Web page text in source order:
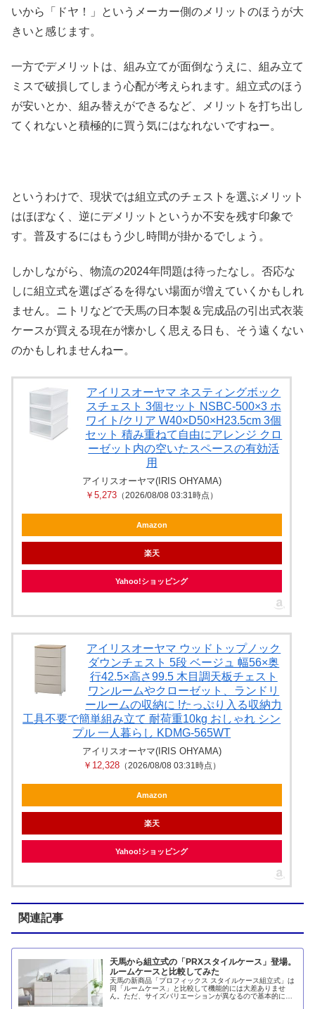
いから「ドヤ！」というメーカー側のメリットのほうが大
きいと感じます。
一方でデメリットは、組み立てが面倒なうえに、組み立て
ミスで破損してしまう心配が考えられます。組立式のほう
が安いとか、組み替えができるなど、メリットを打ち出し
てくれないと積極的に買う気にはなれないですねー。
というわけで、現状では組立式のチェストを選ぶメリット
はほぼなく、逆にデメリットというか不安を残す印象で
す。普及するにはもう少し時間が掛かるでしょう。
しかしながら、物流の2024年問題は待ったなし。否応な
しに組立式を選ばざるを得ない場面が増えていくかもしれ
ません。ニトリなどで天馬の日本製＆完成品の引出式衣装
ケースが買える現在が懐かしく思える日も、そう遠くない
のかもしれませんねー。
アイリスオーヤマ ネスティングボック
スチェスト 3個セット NSBC-500×3 ホ
ワイト/クリア W40×D50×H23.5cm 3個
セット 積み重ねて自由にアレンジ クロ
ーゼット内の空いたスペースの有効活
用
アイリスオーヤマ(IRIS OHYAMA)
￥5,273 （2026/08/08 03:31時点）
Amazon
楽天
Yahoo!ショッピング
アイリスオーヤマ ウッドトップノック
ダウンチェスト 5段 ベージュ 幅56×奥
行42.5×高さ99.5 木目調天板チェスト
ワンルームやクローゼット、ランドリ
ールームの収納に !たっぷり入る収納力
工具不要で簡単組み立て 耐荷重10kg おしゃれ シン
プル 一人暮らし KDMG-565WT
アイリスオーヤマ(IRIS OHYAMA)
￥12,328（2026/08/08 03:31時点）
Amazon
楽天
Yahoo!ショッピング
関連記事
天馬から組立式の「PRXスタイルケース」登場。
ルームケースと比較してみた
天馬の新商品「プロフィックス スタイルケース組立式」は
同「ルームケース」と比較して機能的には大差ありませ
ん。ただ、サイズバリエーションが異なるので基本的に競